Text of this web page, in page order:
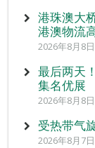
港珠澳大
港澳物流
2026年8月8
最后两天
集名优展
2026年8月8
受热带气
2026年8月7